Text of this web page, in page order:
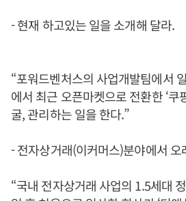
- 현재 하고있는 일을 소개해 달라.
“포워드벤처스의 사업개발팀에서
에서 최근 오픈마켓으로 전환한 ‘쿠
굴, 관리하는 일을 한다.”
- 전자상거래(이커머스)분야에서 오
“국내 전자상거래 사업의 1.5세대